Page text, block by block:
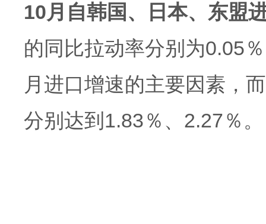
10月自韩国、日本、东盟
的同比拉动率分别为0.05
月进口增速的主要因素，
分别达到1.83％、2.27％。